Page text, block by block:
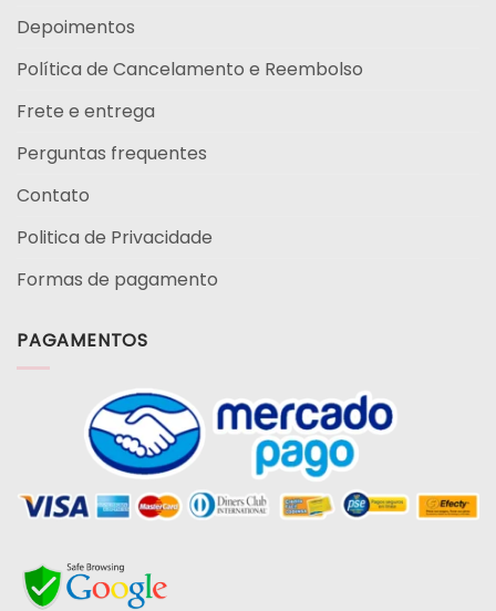
Depoimentos
Política de Cancelamento e Reembolso
Frete e entrega
Perguntas frequentes
Contato
Politica de Privacidade
Formas de pagamento
PAGAMENTOS